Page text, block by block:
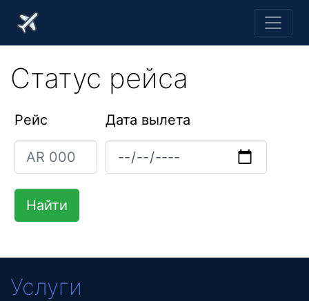
Статус рейса
Рейс Дата вылета
Услуги